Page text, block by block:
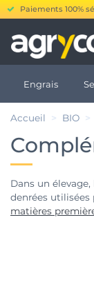
Paiements 100%
Engrais
Accueil BIO
Dans un
denrées
matières